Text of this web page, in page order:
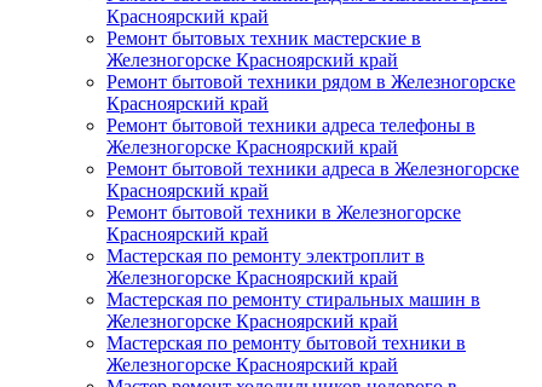
Красноярский край
Ремонт бытовых техник мастерские в
Железногорске Красноярский край
Ремонт бытовой техники рядом в Железногорске
Красноярский край
Ремонт бытовой техники адреса телефоны в
Железногорске Красноярский край
Ремонт бытовой техники адреса в Железногорске
Красноярский край
Ремонт бытовой техники в Железногорске
Красноярский край
Мастерская по ремонту электроплит в
Железногорске Красноярский край
Мастерская по ремонту стиральных машин в
Железногорске Красноярский край
Мастерская по ремонту бытовой техники в
Железногорске Красноярский край